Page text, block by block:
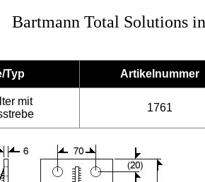
Bartmann Total Solutions
Typ Artikelnummer
mit
1761